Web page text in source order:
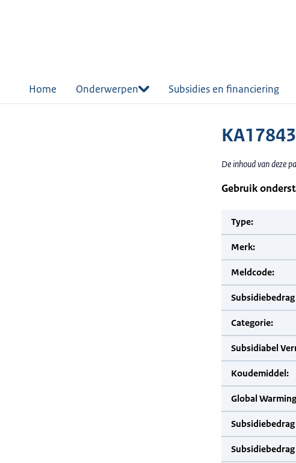
Home Onderwerpen Subsidies en financiering
De inhoud van deze
Gebruik
Type:
Merk:
Meldcode:
Categorie:
Subsidiabel
Koudemiddel:
Global